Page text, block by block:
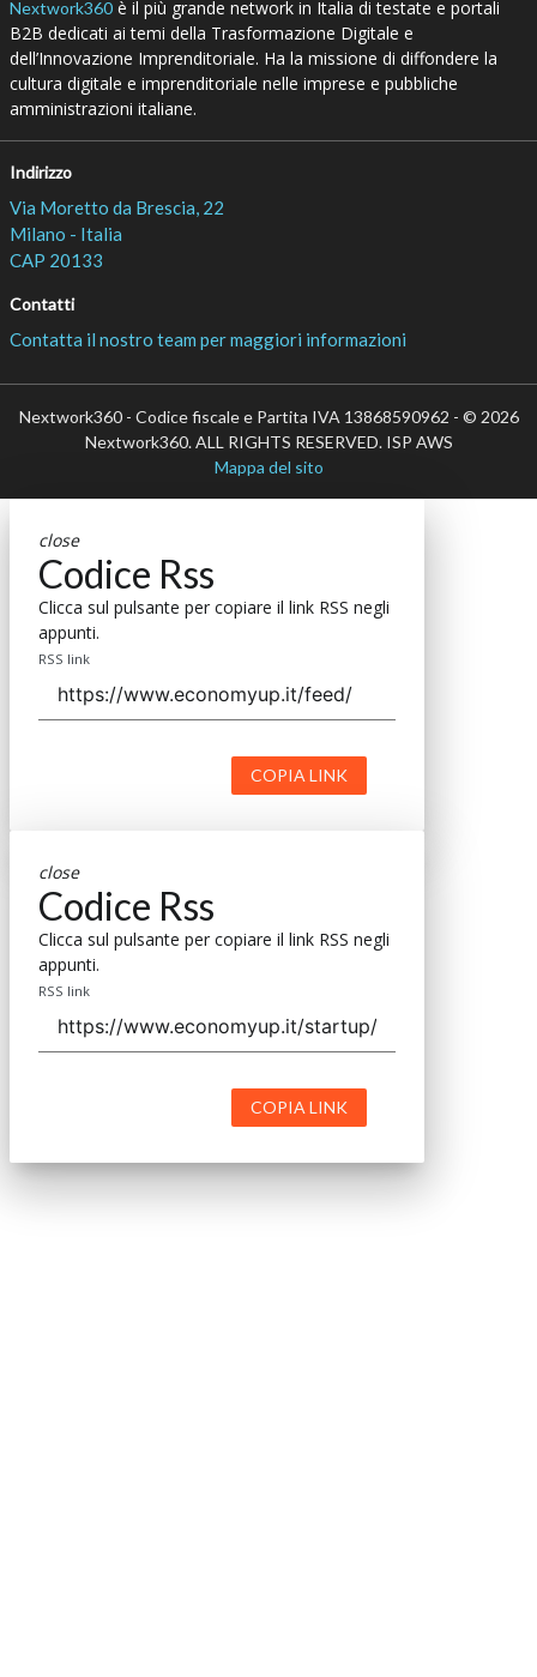
Nextwork360è il più grande network in Italia di testate e portali
B2B dedicati ai temi della Trasformazione Digitale e
dell’Innovazione Imprenditoriale. Ha la missione di diffondere la
cultura digitale e imprenditoriale nelle imprese e pubbliche
amministrazioni italiane.
Indirizzo
Via Moretto da Brescia, 22
Milano - Italia
CAP 20133
Contatti
Contatta il nostro team per maggiori informazioni
Nextwork360 - Codice fiscale e Partita IVA 13868590962 - © 2026
Nextwork360. ALL RIGHTS RESERVED. ISP AWS
Mappa del sito
close
Codice Rss
Clicca sul pulsante per copiare il link RSS negli
appunti.
RSS link
COPIA LINK
close
Codice Rss
Clicca sul pulsante per copiare il link RSS negli
appunti.
RSS link
COPIA LINK